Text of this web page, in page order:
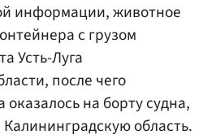
информации, животное
с грузом
Усть-Луга
после чего
на борту судна,
область.